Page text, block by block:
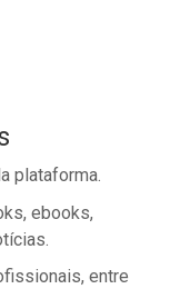
plataforma.
ebooks,
entre